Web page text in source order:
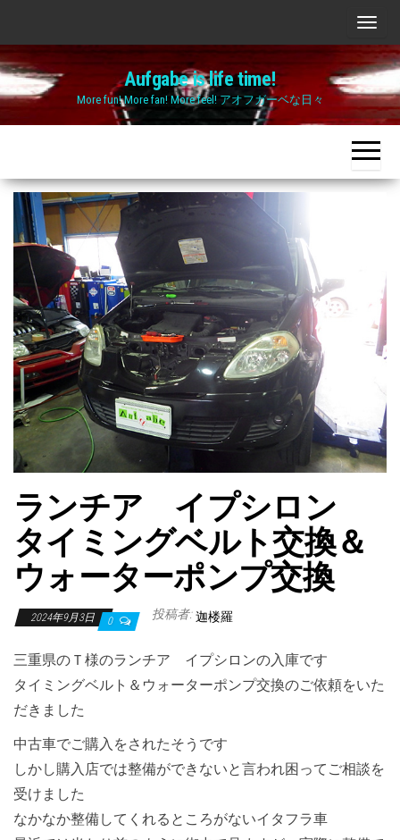
the
content
ナ
ビ
ゲ
ー
シ
ョ
ン
Aufgabe is life time!
More fun! More fan! More feel! アオフガーベな日々
ランチア イプシロン
タイミングベルト交換＆
ウォーターポンプ交換
2024年9月3日 0 投稿者: 迦楼羅
三重県のＴ様のランチア イプシロンの入庫です
タイミングベルト＆ウォーターポンプ交換のご依頼をいた
だきました
中古車でご購入をされたそうです
しかし購入店では整備ができないと言われ困ってご相談を
受けました
なかなか整備してくれるところがないイタフラ車